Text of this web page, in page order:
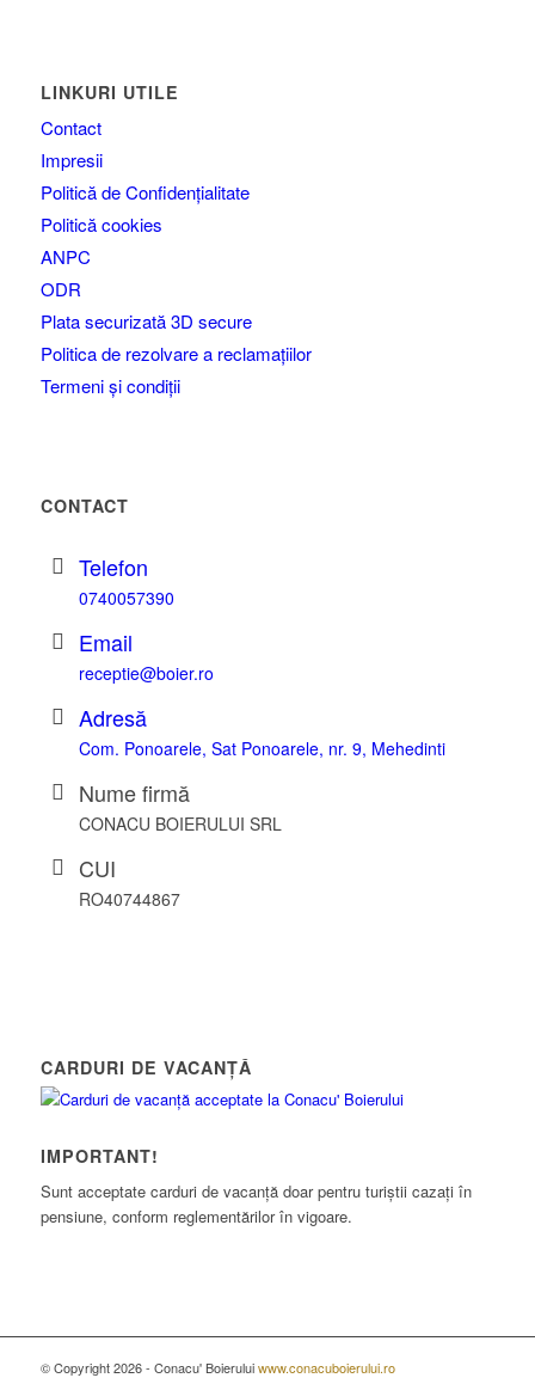
LINKURI UTILE
Contact
Impresii
Politică de Confidențialitate
Politică cookies
ANPC
ODR
Plata securizată 3D secure
Politica de rezolvare a reclamațiilor
Termeni și condiții
CONTACT
Telefon
0740057390
Email
receptie@boier.ro
Adresă
Com. Ponoarele, Sat Ponoarele, nr. 9, Mehedinti
Nume firmă
CONACU BOIERULUI SRL
CUI
RO40744867
CARDURI DE VACANȚĂ
IMPORTANT!
Sunt acceptate carduri de vacanță doar pentru turiștii cazați în
pensiune, conform reglementărilor în vigoare.
© Copyright 2026 - Conacu' Boieruluiwww.conacuboierului.ro